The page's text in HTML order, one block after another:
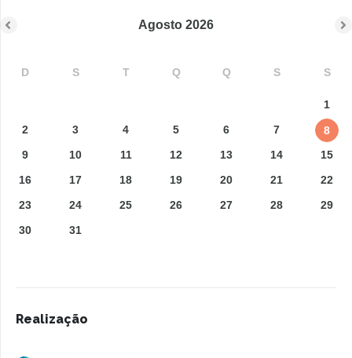
Agosto 2026
D S T Q Q S S
1
2
3 4 5 6 7
8
9
10 11 12 13 14
15
16
17 18 19 20 21
22
23
24 25 26 27 28
29
30
31
Realização